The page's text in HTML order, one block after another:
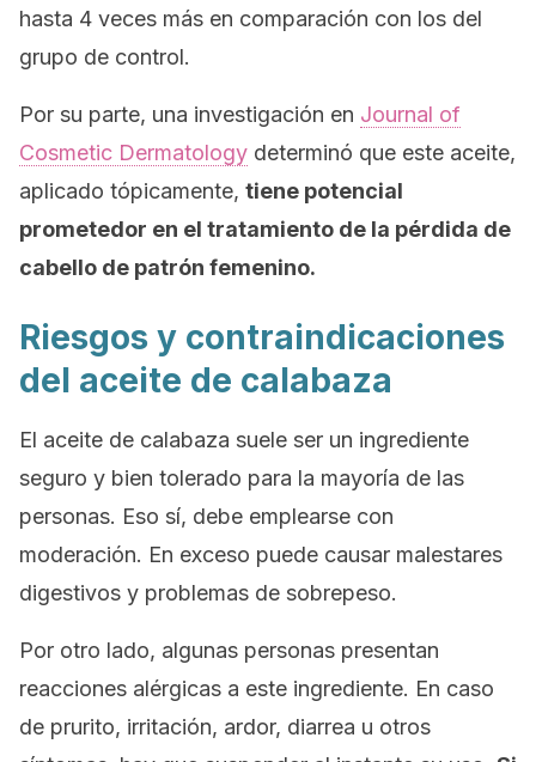
hasta 4 veces más en comparación con los del
grupo de control.
Por su parte, una investigación en Journal of
Cosmetic Dermatology determinó que este aceite,
aplicado tópicamente, tiene potencial
prometedor en el tratamiento de la pérdida de
cabello de patrón femenino.
Riesgos y contraindicaciones
del aceite de calabaza
El aceite de calabaza suele ser un ingrediente
seguro y bien tolerado para la mayoría de las
personas. Eso sí, debe emplearse con
moderación. En exceso puede causar malestares
digestivos y problemas de sobrepeso.
Por otro lado, algunas personas presentan
reacciones alérgicas a este ingrediente. En caso
de prurito, irritación, ardor, diarrea u otros